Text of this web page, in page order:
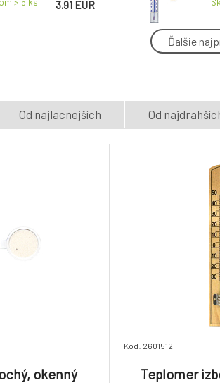
3.91 EUR
Ďalšie
Od najlacnejších Od
okenný
Kód: 2601512
Teplomer